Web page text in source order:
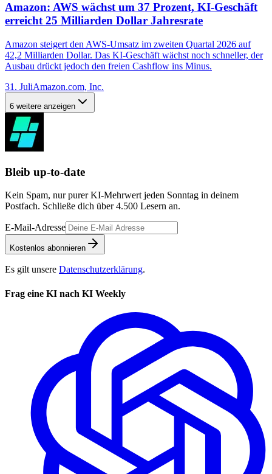
Amazon: AWS wächst um 37 Prozent, KI-Geschäft
erreicht 25 Milliarden Dollar Jahresrate
Amazon steigert den AWS-Umsatz im zweiten Quartal 2026 auf
42,2 Milliarden Dollar. Das KI-Geschäft wächst noch schneller, der
Ausbau drückt jedoch den freien Cashflow ins Minus.
31. JuliAmazon.com, Inc.
6 weitere anzeigen
Bleib up-to-date
Kein Spam, nur purer KI-Mehrwert jeden Sonntag in deinem
Postfach. Schließe dich über4.500 Lesern an.
E-Mail-Adresse
Kostenlos abonnieren
Es gilt unsere Datenschutzerklärung.
Frag eine KI nach KI Weekly